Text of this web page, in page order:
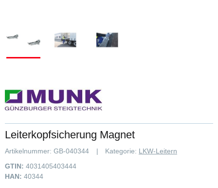
Leiterkopfsicherung Magnet
Artikelnummer: GB-040344 Kategorie: LKW-Leitern
GTIN: 4031405403444
HAN: 40344